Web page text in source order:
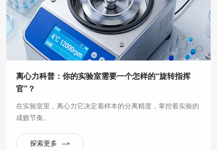
离心力科普：你的实验室需要一个怎样的“旋转指挥
官”？
在实验室里，离心力它决定着样本的分离精度，掌控着实验的
成败节奏。
探索更多